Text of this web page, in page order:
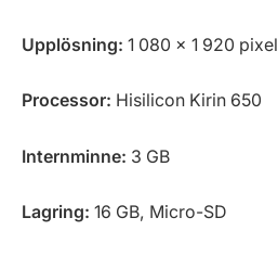
Upplösning: 1 080 x 1 920 pixel
Processor: Hisilicon Kirin 650
Internminne: 3 GB
Lagring: 16 GB, Micro-SD